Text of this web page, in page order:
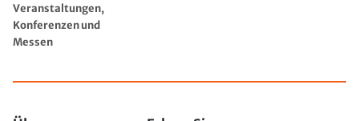
Veranstaltungen,
Konferenzen und
Messen